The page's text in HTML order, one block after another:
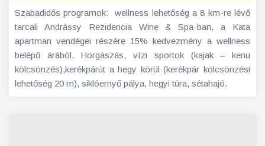
Szabadidős programok: wellness lehetőség a 8 km-re lévő
tarcali Andrássy Rezidencia Wine & Spa-ban, a Kata
apartman vendégei részére 15% kedvezmény a wellness
belépő árából. Horgászás, vízi sportok (kajak – kenu
kölcsönzés),kerékpárút a hegy körül (kerékpár kölcsönzési
lehetőség 20 m), siklóernyő pálya, hegyi túra, sétahajó.